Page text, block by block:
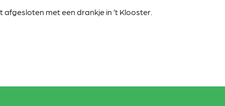
met een drankje in ’t Klooster.